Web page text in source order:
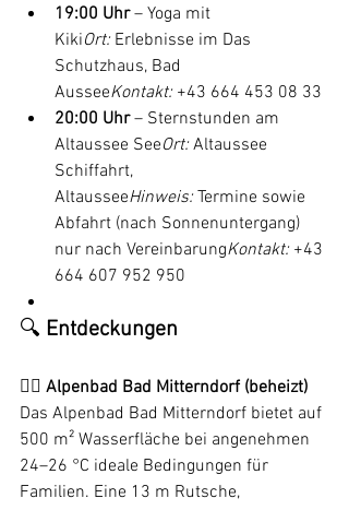
19:00 Uhr – Yoga mit
KikiOrt: Erlebnisse im Das
Schutzhaus, Bad
AusseeKontakt: +43 664 453 08 33
20:00 Uhr – Sternstunden am
Altaussee SeeOrt: Altaussee
Schiffahrt,
AltausseeHinweis: Termine sowie
Abfahrt (nach Sonnenuntergang)
nur nach VereinbarungKontakt: +43
664 607 952 950
🔍 Entdeckungen
🏊‍♂️ Alpenbad Bad Mitterndorf (beheizt)
Das Alpenbad Bad Mitterndorf bietet auf
500 m² Wasserfläche bei angenehmen
24–26 °C ideale Bedingungen für
Familien. Eine 13 m Rutsche,